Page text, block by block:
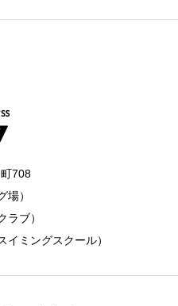
708
）
ブ）
ミングスクール）